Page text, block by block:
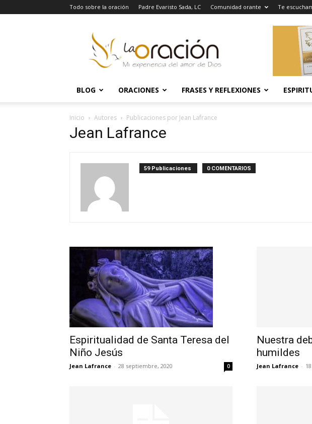
Todo sobre la oración Padre Evaristo Sada, LC Comunidad orante Te
Oración
BLOG ORACIONES FRASES Y REFLEXIONES
Inicio Autores Publicaciones por Jean Lafrance
Jean Lafrance
59 Publicaciones 0 COMENTARIOS
Espiritualidad de Santa Teresa del
Niño Jesús
Jean Lafrance - 28 septiembre, 2020 0
Nuestra
humildes
Jean Lafrance -